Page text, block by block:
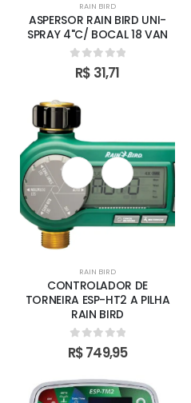
RAIN BIRD
ASPERSOR RAIN BIRD UNI-
SPRAY 4"C/ BOCAL 18 VAN
0out of 5
R$ 31,71
RAIN BIRD
CONTROLADOR DE
TORNEIRA ESP-HT2 A PILHA
RAIN BIRD
0out of 5
R$749,95